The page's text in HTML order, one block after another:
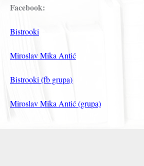
Facebook:
Bistrooki
Miroslav Mika Antić
Bistrooki (fb grupa)
Miroslav Mika Antić (grupa)